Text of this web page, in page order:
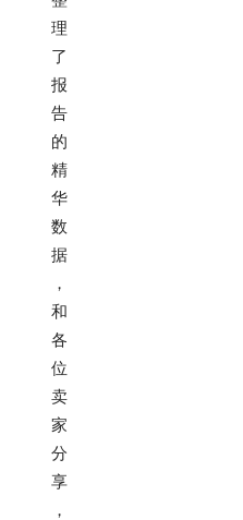
理
了
报
告
的
精
华
数
据
，
和
各
位
卖
家
分
享
，